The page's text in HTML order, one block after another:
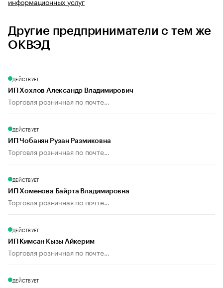
Другие предприниматели с тем же
ОКВЭД
ДЕЙСТВУЕТ
ИП Хохлов Александр Владимирович
Торговля розничная по почте...
ДЕЙСТВУЕТ
ИП Чобанян Рузан Размиковна
Торговля розничная по почте...
ДЕЙСТВУЕТ
ИП Хоменова Байрта Владимировна
Торговля розничная по почте...
ДЕЙСТВУЕТ
ИП Кимсан Кызы Айкерим
Торговля розничная по почте...
ДЕЙСТВУЕТ